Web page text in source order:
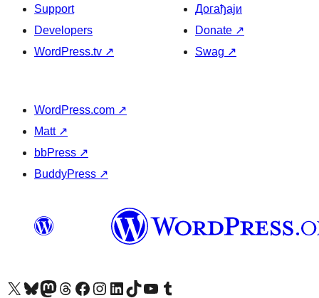
Support
Developers
WordPress.tv ↗
Догађаји
Donate ↗
Swag ↗
WordPress.com ↗
Matt ↗
bbPress ↗
BuddyPress ↗
Visit our X (formerly Twitter) account
Посетите наш Bluesky налог
Visit our Mastodon account
Посетите наш налог на Threads-у Visit our Facebook pageПосетите наш Инстаграм налог
Visit our LinkedIn account
Посетите наш TikTok налог
Visit our YouTube channel
Посетите наш Tumblr налог